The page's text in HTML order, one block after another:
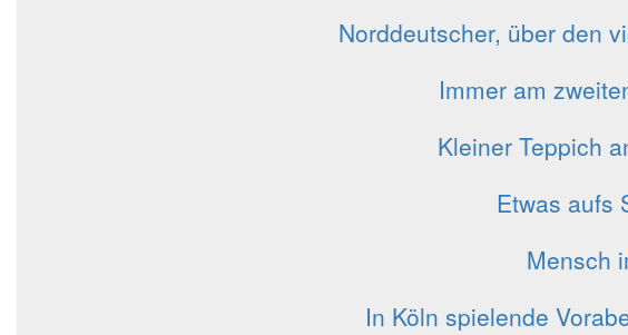
Norddeutscher, über den
Immer am
Kleiner Teppich
Etwas aufs
Mensch
In Köln spielende